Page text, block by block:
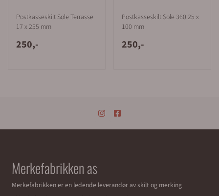
Postkasseskilt Sole Terrasse
17 x 255 mm
250,-
Postkasseskilt Sole 360 25 x
100 mm
250,-
Merkefabrikken as
Merkefabrikken er en ledende leverandør av skilt og merking